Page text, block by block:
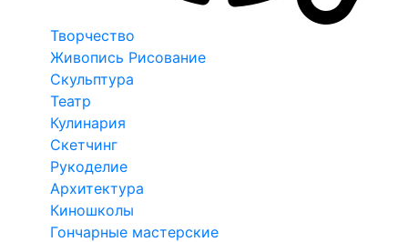
Творчество
Живопись Рисование
Скульптура
Театр
Кулинария
Скетчинг
Рукоделие
Архитектура
Киношколы
Гончарные мастерские